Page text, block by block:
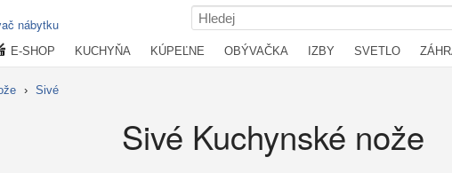
nábytku
E-SHOP KUCHYŇA KÚPEĽNE OBÝVAČKA IZBY SVETLO
› Sivé
Sivé Kuchynské nože